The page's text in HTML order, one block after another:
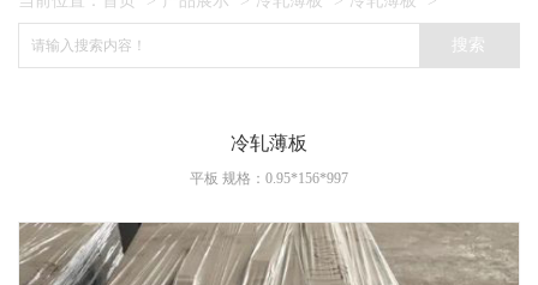
联系我们
搜索
冷轧薄板
平板 规格：0.95*156*997